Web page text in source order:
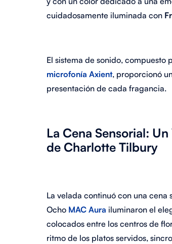
cuidadosamente iluminada con
El sistema de sonido, compuesto
microfonía Axient, proporcionó
presentación de cada fragancia.
La Cena Sensorial:
de Charlotte Tilbury
La velada continuó con una
Ocho MAC Aura iluminaron el
colocados entre los centros de
ritmo de los platos servidos,